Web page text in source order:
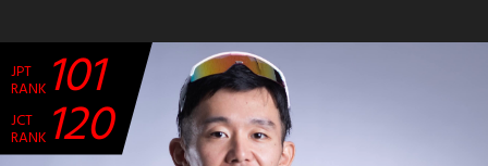
チーム・選手
競技ガイド
JPT
RANK 101
JCT
RANK 120